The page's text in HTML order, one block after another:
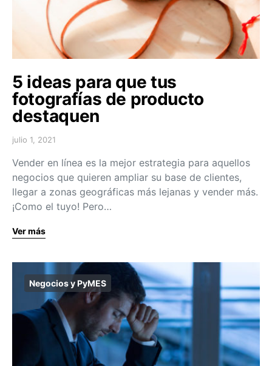
5 ideas para que tus
fotografías de producto
destaquen
julio 1, 2021
Vender en línea es la mejor estrategia para aquellos
negocios que quieren ampliar su base de clientes,
llegar a zonas geográficas más lejanas y vender más.
¡Como el tuyo! Pero…
Ver más
Negocios y PyMES